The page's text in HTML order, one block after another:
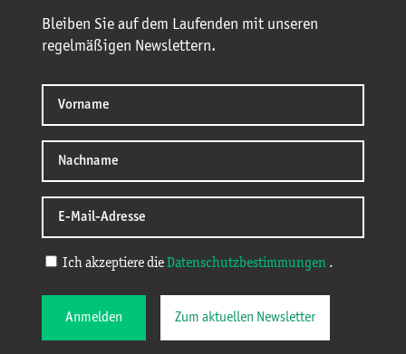
Bleiben Sie auf dem Laufenden mit unseren
regelmäßigen Newslettern.
Ich akzeptiere die Datenschutzbestimmungen .
Anmelden Zum aktuellen Newsletter